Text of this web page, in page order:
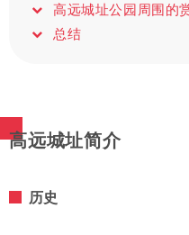
高远城址公园周围的
总结
高远城址简介
历史